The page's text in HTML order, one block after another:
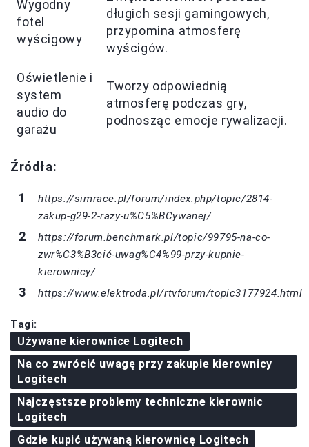
Wygodny
fotel
wyścigowy
długich sesji gamingowych,
przypomina atmosferę
wyścigów.
Oświetlenie i
system
audio do
garażu
Tworzy odpowiednią
atmosferę podczas gry,
podnosząc emocje rywalizacji.
Źródła:
https://simrace.pl/forum/index.php/topic/2814-
zakup-g29-2-razy-u%C5%BCywanej/
https://forum.benchmark.pl/topic/99795-na-co-
zwr%C3%B3cić-uwag%C4%99-przy-kupnie-
kierownicy/
https://www.elektroda.pl/rtvforum/topic3177924.html
Tagi:
Używane kierownice Logitech
Na co zwrócić uwagę przy zakupie kierownicy
Logitech
Najczęstsze problemy techniczne kierownic
Logitech
Gdzie kupić używaną kierownicę Logitech